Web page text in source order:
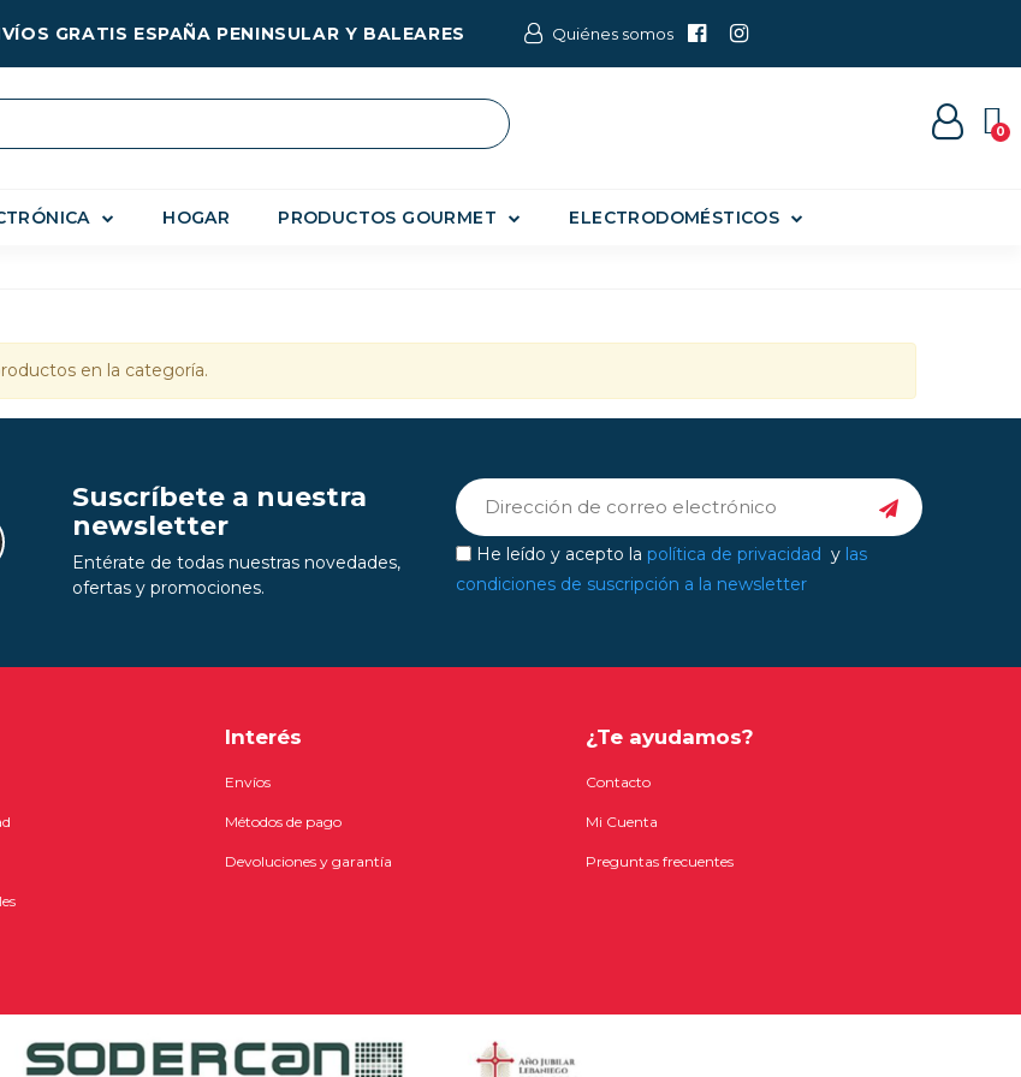
GRATIS ESPAÑA PENINSULAR Y BALEARES Quiénes somos
HOGAR PRODUCTOS GOURMET ELECTRODOMÉSTICOS
en la categoría.
Suscríbete a nuestra
newsletter
Entérate de todas nuestras novedades,
ofertas y promociones.
He leído y acepto la política de privacidad y las
condiciones de suscripción a la newsletter
Interés
Envíos
Métodos de pago
Devoluciones y garantía
¿Te ayudamos?
Contacto
Mi Cuenta
Preguntas frecuentes